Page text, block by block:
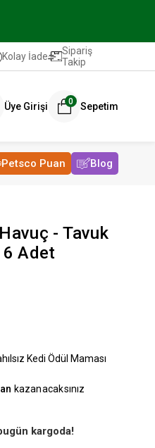
Kolay İade
Sipariş
Takip
Üye Girişi Sepetim
0
Petsco Puan Blog
- Tavuk
6 Adet
Kedi Ödül Maması
kazanacaksınız
kargoda!